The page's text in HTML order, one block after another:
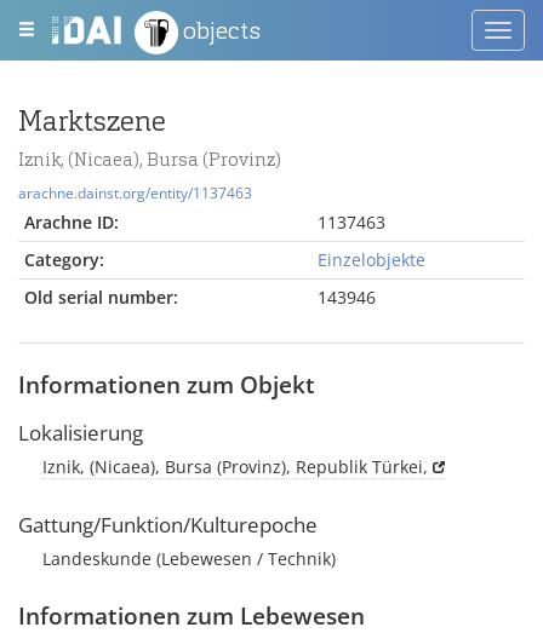
objects
Marktszene
Iznik, (Nicaea), Bursa (Provinz)
arachne.dainst.org/entity/1137463
Arachne ID:
1137463
Category:
Einzelobjekte
Old serial number:
143946
Informationen zum Objekt
Lokalisierung
Iznik, (Nicaea), Bursa (Provinz), Republik Türkei,
Gattung/Funktion/Kulturepoche
Landeskunde (Lebewesen / Technik)
Informationen zum Lebewesen